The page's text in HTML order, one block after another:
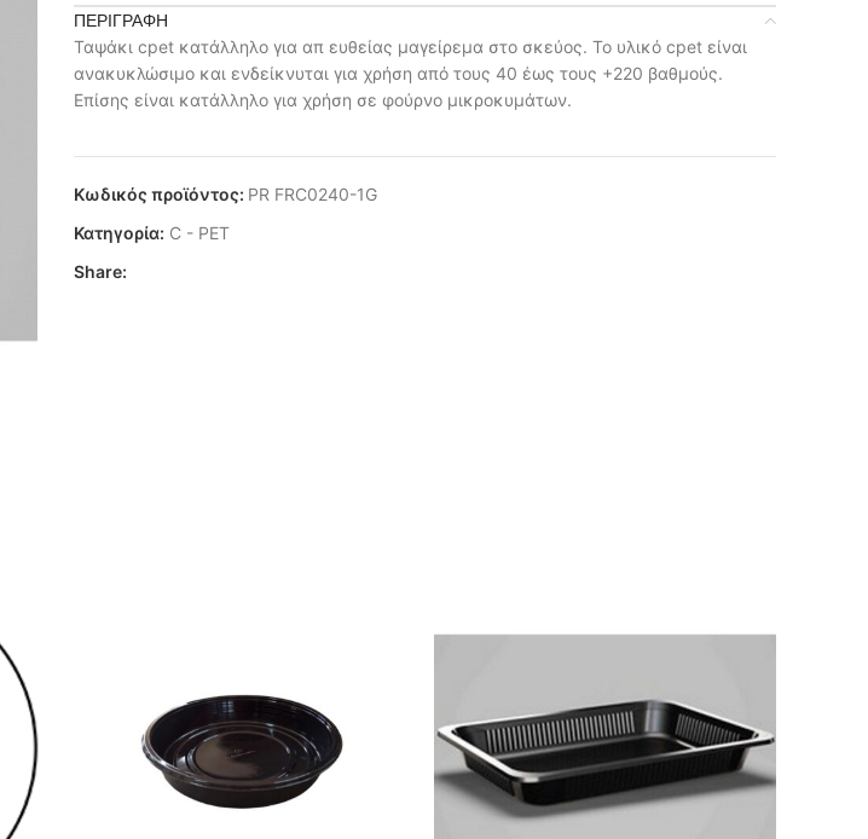
ΠΕΡΙΓΡΑΦΉ
Ταψάκι cpet κατάλληλο για απ ευθείας μαγείρεμα στο σκεύος. Το υλικό cpet είναι
ανακυκλώσιμο και ενδείκνυται για χρήση από τους 40 έως τους +220 βαθμούς.
Επίσης είναι κατάλληλο για χρήση σε φούρνο μικροκυμάτων.
Κωδικός προϊόντος: PR FRC0240-1G
Κατηγορία: C - PET
Share: